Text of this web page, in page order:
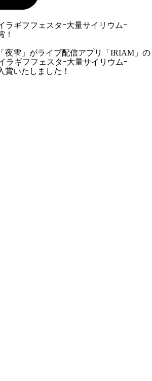
ラギフフェスタｰ大量サイリウムｰ
！
夜雫 」がライブ配信アプリ「IRIAM」の
ラギフフェスタｰ大量サイリウムｰ
賞いたしました！